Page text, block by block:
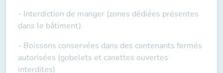
- Interdiction de manger (zones dédiées présentes
dans le bâtiment)
- Boissons conservées dans des contenants fermés
autorisées (gobelets et canettes ouvertes
interdites)